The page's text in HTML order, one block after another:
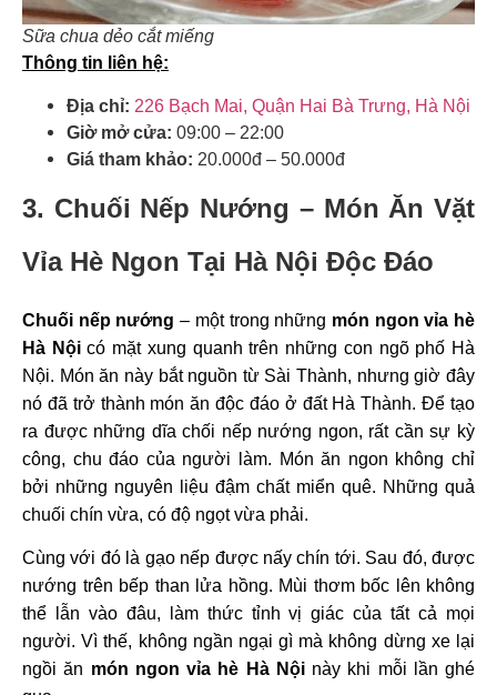
Sữa chua dẻo cắt miếng
Thông tin liên hệ:
Địa chỉ: 226 Bạch Mai, Quận Hai Bà Trưng, Hà Nội
Giờ mở cửa: 09:00 – 22:00
Giá tham khảo: 20.000đ – 50.000đ
3. Chuối Nếp Nướng – Món Ăn Vặt
Vỉa Hè Ngon Tại Hà Nội Độc Đáo
Chuối nếp nướng – một trong những món ngon vỉa hè
Hà Nộicó mặt xung quanh trên những con ngõ phố Hà
Nội. Món ăn này bắt nguồn từ Sài Thành, nhưng giờ đây
nó đã trở thành món ăn độc đáo ở đất Hà Thành. Để tạo
ra được những dĩa chối nếp nướng ngon, rất cần sự kỳ
công, chu đáo của người làm. Món ăn ngon không chỉ
bởi những nguyên liệu đậm chất miển quê. Những quả
chuối chín vừa, có độ ngọt vừa phải.
Cùng với đó là gạo nếp được nấy chín tới. Sau đó, được
nướng trên bếp than lửa hồng. Mùi thơm bốc lên không
thể lẫn vào đâu, làm thức tỉnh vị giác của tất cả mọi
người. Vì thế, không ngần ngại gì mà không dừng xe lại
ngồi ăn món ngon vỉa hè Hà Nộinày khi mỗi lần ghé